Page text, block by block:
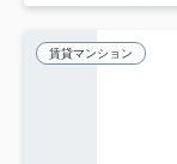
賃貸マンション